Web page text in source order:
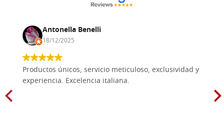
Antonella Benelli
18/12/2025
Productos únicos, servicio meticuloso, exclusividad y
experiencia. Excelencia italiana.